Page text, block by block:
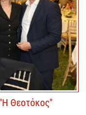
Θεοτόκος"